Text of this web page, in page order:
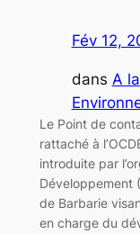
Fév 12,
dans A
Le Point de
rattaché à
introduite par
Développement
de Barbarie
en charge du